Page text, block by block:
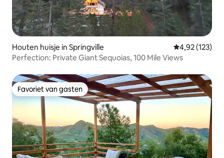
Houten huisje in Springville Gemiddelde
4,92 (123)
Perfection: Private Giant Sequoias, 100 Mile Views
Favoriet van gasten
Favoriet van gasten